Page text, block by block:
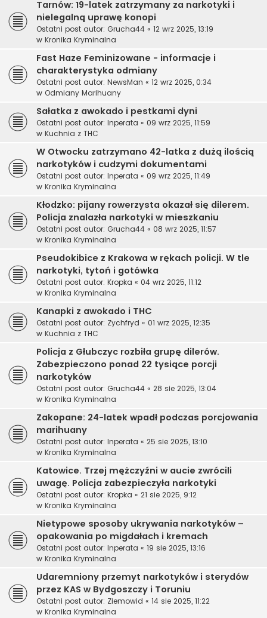
Tarnów: 19-latek zatrzymany za narkotyki i
nielegalną uprawę konopi
Ostatni post autor: Grucha44 « 12 wrz 2025, 13:19
w Kronika Kryminalna
Fast Haze Feminizowane - informacje i
charakterystyka odmiany
Ostatni post autor: NewsMan « 12 wrz 2025, 0:34
w Odmiany Marihuany
Sałatka z awokado i pestkami dyni
Ostatni post autor: Inperata « 09 wrz 2025, 11:59
w Kuchnia z THC
W Otwocku zatrzymano 42-latka z dużą ilością
narkotyków i cudzymi dokumentami
Ostatni post autor: Inperata « 09 wrz 2025, 11:49
w Kronika Kryminalna
Kłodzko: pijany rowerzysta okazał się dilerem.
Policja znalazła narkotyki w mieszkaniu
Ostatni post autor: Grucha44 « 08 wrz 2025, 11:57
w Kronika Kryminalna
Pseudokibice z Krakowa w rękach policji. W tle
narkotyki, tytoń i gotówka
Ostatni post autor: Kropka « 04 wrz 2025, 11:12
w Kronika Kryminalna
Kanapki z awokado i THC
Ostatni post autor: Zychfryd « 01 wrz 2025, 12:35
w Kuchnia z THC
Policja z Głubczyc rozbiła grupę dilerów.
Zabezpieczono ponad 22 tysiące porcji
narkotyków
Ostatni post autor: Grucha44 « 28 sie 2025, 13:04
w Kronika Kryminalna
Zakopane: 24-latek wpadł podczas porcjowania
marihuany
Ostatni post autor: Inperata « 25 sie 2025, 13:10
w Kronika Kryminalna
Katowice. Trzej mężczyźni w aucie zwrócili
uwagę. Policja zabezpieczyła narkotyki
Ostatni post autor: Kropka « 21 sie 2025, 9:12
w Kronika Kryminalna
Nietypowe sposoby ukrywania narkotyków –
opakowania po migdałach i kremach
Ostatni post autor: Inperata « 19 sie 2025, 13:16
w Kronika Kryminalna
Udaremniony przemyt narkotyków i sterydów
przez KAS w Bydgoszczy i Toruniu
Ostatni post autor: Ziemowid « 14 sie 2025, 11:22
w Kronika Kryminalna